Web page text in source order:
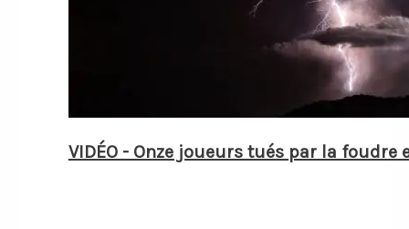
VIDÉO - Onze joueurs tués par la